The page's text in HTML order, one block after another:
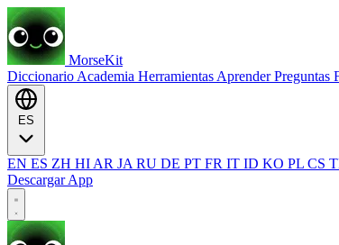
MorseKit
Diccionario Academia Herramientas AprenderPreguntas
EN ES ZH HI AR JA RU DE PT FR IT ID KO PL CS
Descargar App